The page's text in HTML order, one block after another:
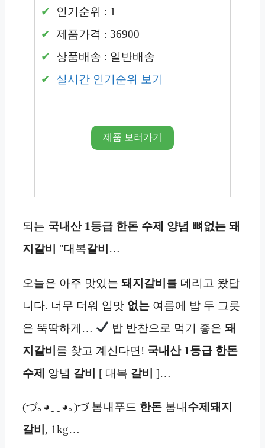
인기순위 : 1
제품가격 : 36900
상품배송 : 일반배송
실시간 인기순위 보기
제품 보러가기
되는 국내산 1등급 한돈 수제 양념 뼈없는 돼
지갈비
"대복갈비 …
오늘은 아주 맛있는 돼지갈비 를 데리고 왔답
니다. 너무 더워 입맛 없는 여름에 밥 두 그릇
은 뚝딱하게…
밥 반찬으로 먹기 좋은 돼
지갈비 를 찾고 계신다면! 국내산 1등급 한돈
수제 앙념 갈비 [ 대복 갈비 ]…
(づ｡◕‿‿◕｡)づ 봄내푸드 한돈 봄내수제 돼지
갈비 , 1kg…